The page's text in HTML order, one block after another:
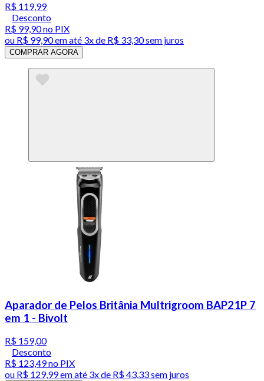
R$ 119,99
Desconto
R$ 99,90no PIX
ou R$ 99,90em até 3x de R$ 33,30 sem juros
COMPRAR AGORA
Aparador de Pelos Britânia Multrigroom BAP21P 7
em 1 - Bivolt
R$ 159,00
Desconto
R$ 123,49no PIX
ou R$ 129,99em até 3x de R$ 43,33 sem juros